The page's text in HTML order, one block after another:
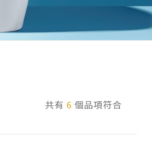
廚房空間
廚房龍頭
共有 6 個品項符合